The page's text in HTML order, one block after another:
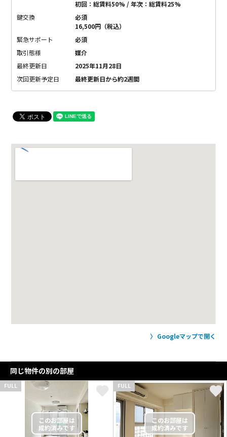
初回：総賃料50% / 年次：総賃料25%
鍵交換
必須
16,500円（税込）
緊急サポート
必須
取引態様
媒介
最終更新日
2025年11月28日
次回更新予定日
最終更新日から約2週間
Googleマップで開く
同じ物件の別の部屋
FULL FULL